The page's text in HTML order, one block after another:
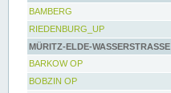
BAMBERG
RIEDENBURG_UP
MÜRITZ-ELDE-WASSERSTRASSE
BARKOW OP
BOBZIN OP